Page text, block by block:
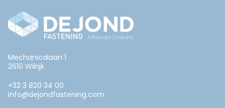
Mechanicalaan 1
2610 Wilrijk
+32 3 820 34 00
info@dejondfastening.com